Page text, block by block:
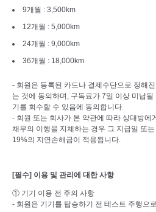
9개월 : 3,500km
12개월 : 5,000km
24개월 : 9,000km
36개월 : 18,000km
- 회원은 등록된 카드나 결제수단으로 정해
는 것에 동의하며, 구독료가 7일 이상 미납될
기를 회수할 수 있음에 동의합니다.
- 회원 또는 회사가 본 약관에 따라 상대방에
채무의 이행을 지체하는 경우 그 지급일 또
19%의 지연손해금이 적용됩니다.
[필수] 이용 및 관리에 대한 사항
① 기기 이용 전 주의 사항
- 회원은 기기를 탑승하기 전 테스트 주행으